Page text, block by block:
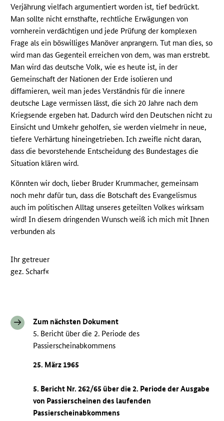
Verjährung vielfach argumentiert worden ist, tief bedrückt.
Man sollte nicht ernsthafte, rechtliche Erwägungen von
vornherein verdächtigen und jede Prüfung der komplexen
Frage als ein böswilliges Manöver anprangern. Tut man dies, so
wird man das Gegenteil erreichen von dem, was man erstrebt.
Man wird das deutsche Volk, wie es heute ist, in der
Gemeinschaft der Nationen der Erde isolieren und
diffamieren, weil man jedes Verständnis für die innere
deutsche Lage vermissen lässt, die sich 20 Jahre nach dem
Kriegsende ergeben hat. Dadurch wird den Deutschen nicht zu
Einsicht und Umkehr geholfen, sie werden vielmehr in neue,
tiefere Verhärtung hineingetrieben. Ich zweifle nicht daran,
dass die bevorstehende Entscheidung des Bundestages die
Situation klären wird.
Könnten wir doch, lieber Bruder Krummacher, gemeinsam
noch mehr dafür tun, dass die Botschaft des Evangelismus
auch im politischen Alltag unseres geteilten Volkes wirksam
wird! In diesem dringenden Wunsch weiß ich mich mit Ihnen
verbunden als
Ihr getreuer
gez. Scharf«
Zum nächsten Dokument
5. Bericht über die 2. Periode des
Passierscheinabkommens
25. März 1965
5. Bericht Nr. 262/65 über die 2. Periode der Ausgabe
von Passierscheinen des laufenden
Passierscheinabkommens